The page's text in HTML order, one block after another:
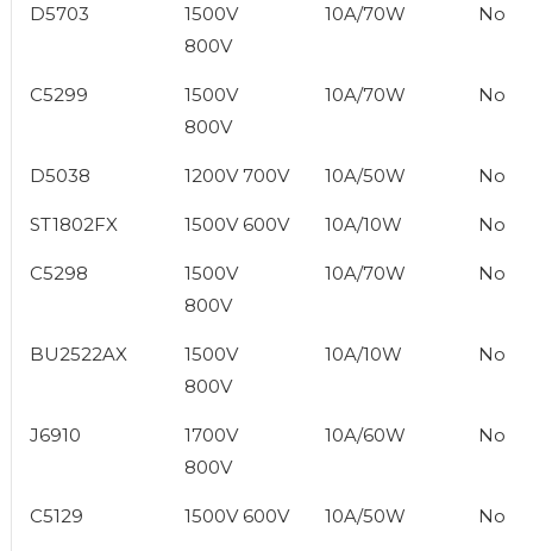
D5703
1500V
800V
10A/70W No
C5299
1500V
800V
10A/70W No
D5038 1200V 700V 10A/50W No
ST1802FX 1500V 600V 10A/10W No
C5298
1500V
800V
10A/70W No
BU2522AX
1500V
800V
10A/10W No
J6910
1700V
800V
10A/60W No
C5129 1500V 600V 10A/50W No